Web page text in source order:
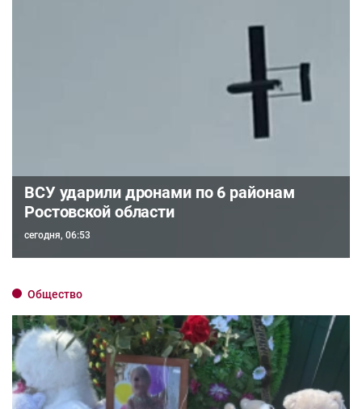
ВСУ ударили дронами по 6 районам
Ростовской области
сегодня, 06:53
Общество